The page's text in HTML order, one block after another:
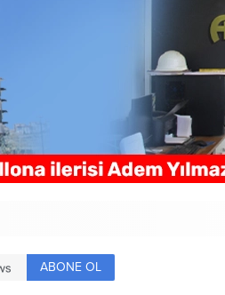
ABONE OL